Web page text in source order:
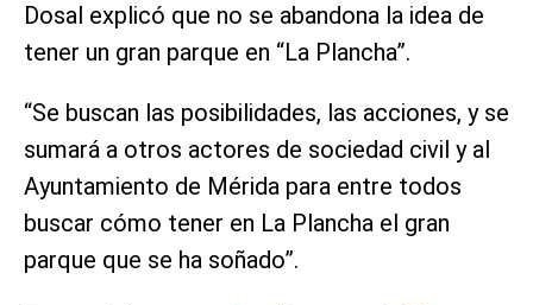
Dosal explicó que no se abandona la idea de
tener un gran parque en “La Plancha”.
“Se buscan las posibilidades, las acciones, y se
sumará a otros actores de sociedad civil y al
Ayuntamiento de Mérida para entre todos
buscar cómo tener en La Plancha el gran
parque que se ha soñado”.